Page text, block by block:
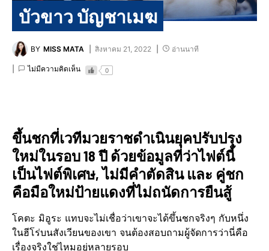
บัวขาว บัญชาเมฆ
BY MISS MATA สิงหาคม 21, 2022 อ่านนาที
ไม่มีความคิดเห็น 0
ขึ้นชกที่เวทีมวยราชดำเนิน​ยุคปรับปรุง​
ใหม่ในรอบ 18 ปี ด้วยข้อมูลที่ว่าไฟต์​นี้
เป็นไฟต์พิเศษ, ไม่มีคำตัดสิน และ คู่ชก
คือมือใหม่ป้ายแดงที่ไม่ถนัดการยืนสู้
โคตะ มิอูระ แทบจะไม่เชื่อว่าเขาจะได้ขึ้นชกจริงๆ กับหนึ่ง
ในฮีโร่​บนสังเวียนของเขา จนต้องสอบถามผู้จัดการ​ว่านี่คือ
เรื่องจริง​ใช่ไหมอยู่หลายรอบ